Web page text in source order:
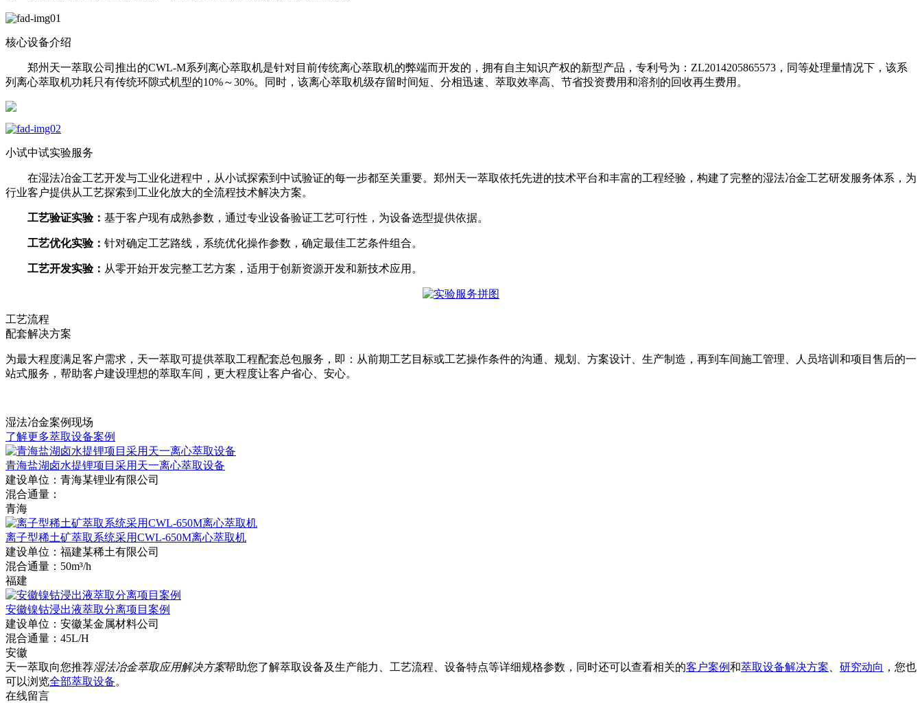
核心设备介绍
郑州天一萃取公司推出的CWL-M系列离心萃取机是针对目前传统离心萃取机的弊端而开发的，拥有自主知识产权的新型产品，专利号为：ZL2014205865573，同等处理量情况下，该系
列离心萃取机功耗只有传统环隙式机型的10%～30%。同时，该离心萃取机级存留时间短、分相迅速、萃取效率高、节省投资费用和溶剂的回收再生费用。
小试中试实验服务
在湿法冶金工艺开发与工业化进程中，从小试探索到中试验证的每一步都至关重要。郑州天一萃取依托先进的技术平台和丰富的工程经验，构建了完整的湿法冶金工艺研发服务体系，为
行业客户提供从工艺探索到工业化放大的全流程技术解决方案。
工艺验证实验： 基于客户现有成熟参数，通过专业设备验证工艺可行性，为设备选型提供依据。
工艺优化实验： 针对确定工艺路线，系统优化操作参数，确定最佳工艺条件组合。
工艺开发实验： 从零开始开发完整工艺方案，适用于创新资源开发和新技术应用。
工艺流程
配套解决方案
为最大程度满足客户需求，天一萃取可提供萃取工程配套总包服务，即：从前期工艺目标或工艺操作条件的沟通、规划、方案设计、生产制造，再到车间施工管理、人员培训和项目售后的一
站式服务，帮助客户建设理想的萃取车间，更大程度让客户省心、安心。
湿法冶金案例现场
了解更多萃取设备案例
青海盐湖卤水提锂项目采用天一离心萃取设备
建设单位： 青海某锂业有限公司
混合通量：
青海
离子型稀土矿萃取系统采用CWL-650M离心萃取机
建设单位： 福建某稀土有限公司
混合通量： 50m³/h
福建
安徽镍钴浸出液萃取分离项目案例
建设单位： 安徽某金属材料公司
混合通量： 45L/H
安徽
天一萃取向您推荐湿法冶金萃取应用解决方案帮助您了解萃取设备及生产能力、工艺流程、设备特点等详细规格参数，同时还可以查看相关的客户案例和萃取设备解决方案 研究动向 ，您也
可以浏览全部萃取设备。
在线留言